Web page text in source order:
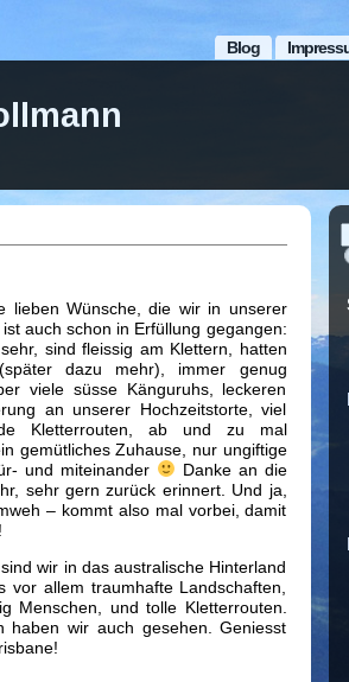
Blog
lieben Wünsche, die wir in unserer
auch schon in Erfüllung gegangen:
sind fleissig am Klettern, hatten
dazu mehr), immer genug
viele süsse Känguruhs, leckeren
an unserer Hochzeitstorte, viel
Kletterrouten, ab und zu mal
gemütliches Zuhause, nur ungiftige
und miteinander
Danke an die
sehr gern zurück erinnert. Und ja,
– kommt also mal vorbei, damit
wir in das australische Hinterland
allem traumhafte Landschaften,
Menschen, und tolle Kletterrouten.
haben wir auch gesehen. Geniesst